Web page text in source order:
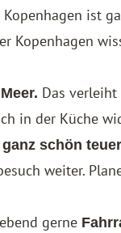
Kopenhagen ist
Kopenhagen
Das
in der Küche
ganz schön
weiter.
gerne